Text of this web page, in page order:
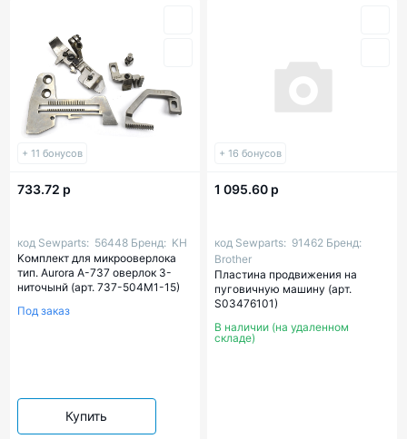
+ 11 бонусов
733.72 р
код Sewparts: 56448 Бренд: KH
Kомплект для микрооверлока
тип. Aurora A-737 оверлок 3-
ниточынй (арт. 737-504M1-15)
Под заказ
Купить
+ 16 бонусов
1 095.60 р
код Sewparts: 91462 Бренд:
Brother
Пластина продвижения на
пуговичную машину (арт.
S03476101)
В наличии (на удаленном
складе)